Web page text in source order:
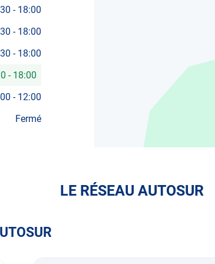
- 18:00
- 18:00
- 18:00
- 18:00
- 12:00
Fermé
LE RÉSEAU AUTOSUR